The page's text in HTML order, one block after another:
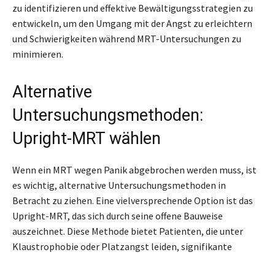
zu identifizieren und effektive Bewältigungsstrategien zu
entwickeln, um den Umgang mit der Angst zu erleichtern
und Schwierigkeiten während MRT-Untersuchungen zu
minimieren.
Alternative
Untersuchungsmethoden:
Upright-MRT wählen
Wenn ein MRT wegen Panik abgebrochen werden muss, ist
es wichtig, alternative Untersuchungsmethoden in
Betracht zu ziehen. Eine vielversprechende Option ist das
Upright-MRT, das sich durch seine offene Bauweise
auszeichnet. Diese Methode bietet Patienten, die unter
Klaustrophobie oder Platzangst leiden, signifikante